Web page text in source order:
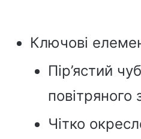
Ключові
Пір’ястий
Чітко